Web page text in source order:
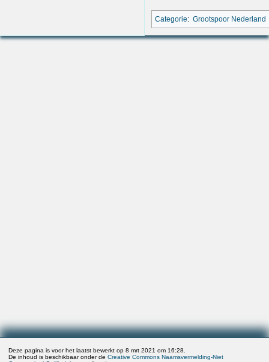
Categorie: Grootspoor Nederland
De inhoud is beschikbaar onder deCreative Commons Naamsvermelding-Niet
Commercieel-Gelijk delentenzij anders aangegeven.